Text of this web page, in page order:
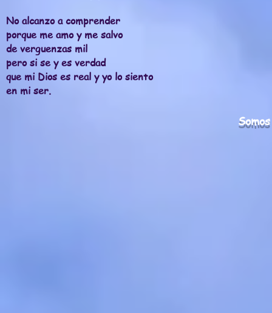
No alcanzo a comprender
porque me amo y me salvo
de verguenzas mil
pero si se y es verdad
que mi Dios es real y yo lo siento
en mi ser.